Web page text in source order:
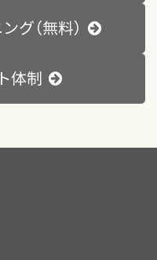
グ（無料）
体制